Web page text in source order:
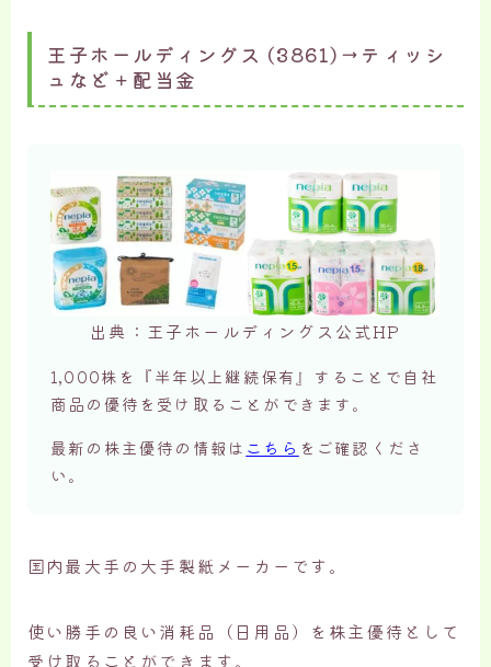
王子ホールディングス (3861)→ティッシ
ュなど＋配当金
出典：王子ホールディングス公式HP
1,000株を『半年以上継続保有』することで自社
商品の優待を受け取ることができます。
最新の株主優待の情報は こちら をご確認くださ
い。
国内最大手の大手製紙メーカーです。
使い勝手の良い消耗品（日用品）を株主優待として
受け取ることができます。